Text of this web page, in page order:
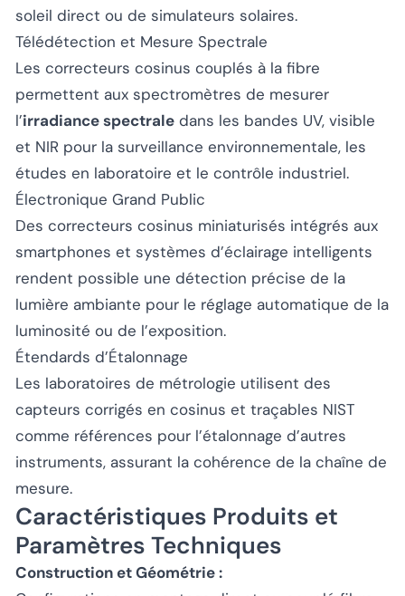
soleil direct ou de simulateurs solaires.
Télédétection et Mesure Spectrale
Les correcteurs cosinus couplés à la fibre
permettent aux spectromètres de mesurer
l’irradiance spectrale dans les bandes UV, visible
et NIR pour la surveillance environnementale, les
études en laboratoire et le contrôle industriel.
Électronique Grand Public
Des correcteurs cosinus miniaturisés intégrés aux
smartphones et systèmes d’éclairage intelligents
rendent possible une détection précise de la
lumière ambiante pour le réglage automatique de la
luminosité ou de l’exposition.
Étendards d’Étalonnage
Les laboratoires de métrologie utilisent des
capteurs corrigés en cosinus et traçables NIST
comme références pour l’étalonnage d’autres
instruments, assurant la cohérence de la chaîne de
mesure.
Caractéristiques Produits et
Paramètres Techniques
Construction et Géométrie :